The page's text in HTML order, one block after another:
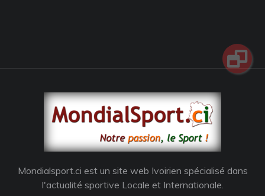
Mondialsport.ci est un site web Ivoirien spécialisé dans
l'actualité sportive Locale et Internationale.